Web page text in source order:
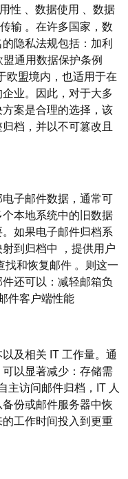
性 数据使用
数据
输 。 在许多国家，数
隐私法规包括：加利
盟通用数据保护条例
欧盟境内，也适用于在
业。因此，对于大多
案是合理的选择，该
档，并以不可篡改且
子邮件数据，通常可
本地系统中的旧数据
如果电子邮件归档系
到归档中
， 提供用户
找和恢复邮件 。
则这一
还可以：减轻邮箱负
件客户端性能
及相关 IT 工作量。通
以显著减少：存储需
主访问邮件归档， IT 人
份或邮件服务器中恢
工作时间投入到更重